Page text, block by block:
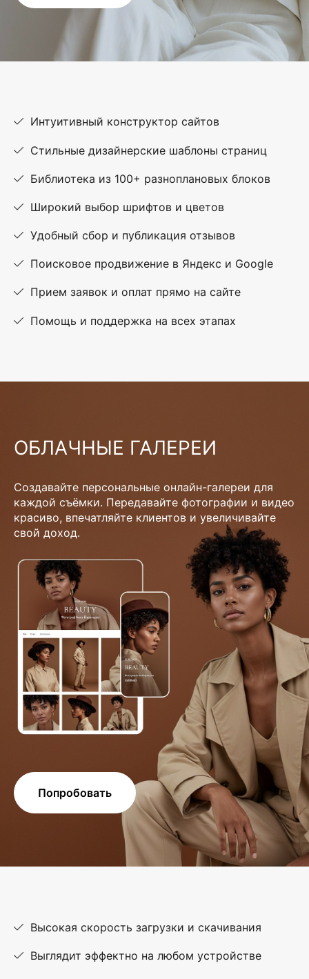
Интуитивный конструктор сайтов
Стильные дизайнерские шаблоны страниц
Библиотека из 100+ разноплановых блоков
Широкий выбор шрифтов и цветов
Удобный сбор и публикация отзывов
Поисковое продвижение в Яндекс и Google
Прием заявок и оплат прямо на сайте
Помощь и поддержка на всех этапах
ОБЛАЧНЫЕ ГАЛЕРЕИ
Создавайте персональные онлайн-галереи для
каждой съёмки. Передавайте фотографии и видео
красиво, впечатляйте клиентов и увеличивайте
свой доход.
Попробовать
Высокая скорость загрузки и скачивания
Выглядит эффектно на любом устройстве